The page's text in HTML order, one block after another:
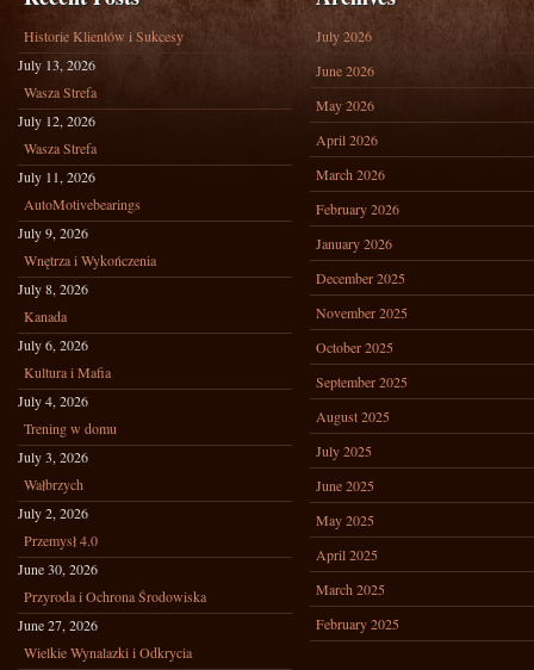
Historie Klientów i Sukcesy
July 13, 2026
Wasza Strefa
July 12, 2026
Wasza Strefa
July 11, 2026
AutoMotivebearings
July 9, 2026
Wnętrza i Wykończenia
July 8, 2026
Kanada
July 6, 2026
Kultura i Mafia
July 4, 2026
Trening w domu
July 3, 2026
Wałbrzych
July 2, 2026
Przemysł 4.0
June 30, 2026
Przyroda i Ochrona Środowiska
June 27, 2026
Wielkie Wynalazki i Odkrycia
July 2026
June 2026
May 2026
April 2026
March 2026
February 2026
January 2026
December 2025
November 2025
October 2025
September 2025
August 2025
July 2025
June 2025
May 2025
April 2025
March 2025
February 2025